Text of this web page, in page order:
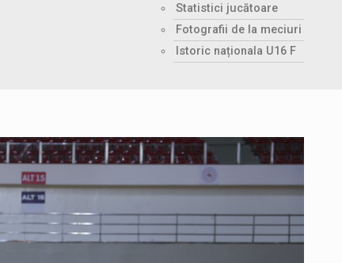
Statistici jucătoare
Fotografii de la meciuri
Istoric naționala U16 F